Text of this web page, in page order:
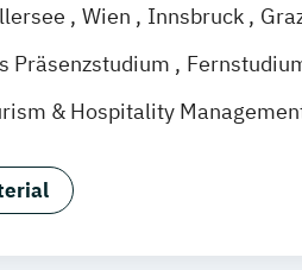
Wien Innsbruck
Präsenzstudium
Vollzeit
& Hospitality
Administration (60 CP)